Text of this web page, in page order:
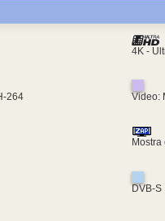
4K -
264 Video:
DVB-S